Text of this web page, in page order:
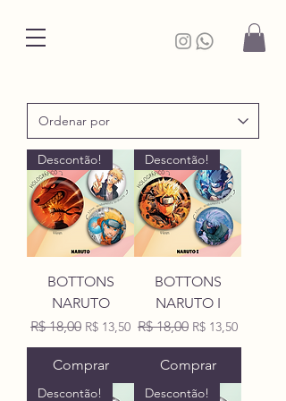
Descontão!
BOTTONS
NARUTO
Preço normal
R$ 18,00 Preço promocional
R$ 13,50
Comprar
Descontão!
BOTTONS
NARUTO I
Preço normal
R$ 18,00 Preço
R$ 13,50
Comprar
Descontão! Descontão!